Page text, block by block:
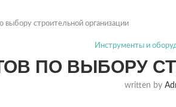
выбору строительной организации
Инструменты и
ПО ВЫБОРУ
written by